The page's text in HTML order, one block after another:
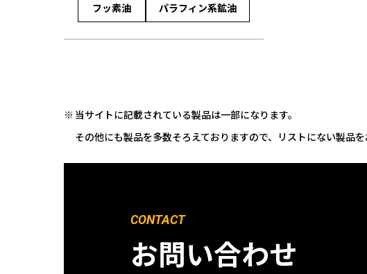
フッ素油 パラフィン系鉱油
当サイトに記載されている製品は一部になります。
その他にも製品を多数そろえておりますので、リストにない製品
CONTACT
お問い合わせ